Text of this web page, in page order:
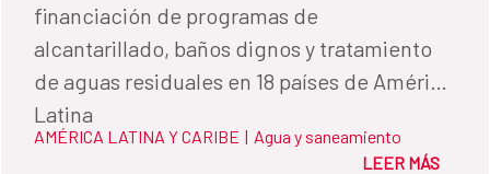
financiación de programas de
alcantarillado, baños dignos y tratamiento
de aguas residuales en 18 países de América
Latina
AMÉRICA LATINA Y CARIBE | Agua y saneamiento
LEER MÁS